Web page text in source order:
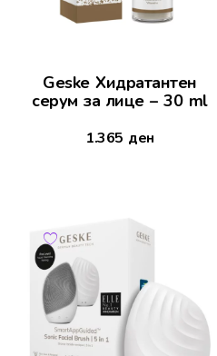
Geske Хидратантен
серум за лице – 30 ml
1.365 ден